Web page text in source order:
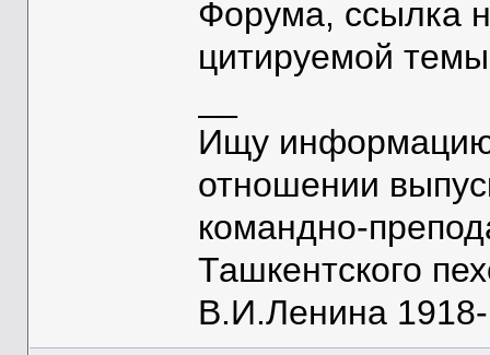
Форума, ссылка
цитируемой
Ищу информацию
отношении
командно-
Ташкентского
В.И.Ленина 1918-